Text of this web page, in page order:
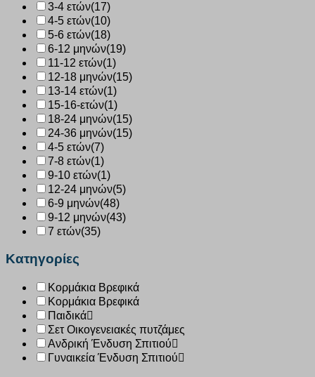
3-4 ετών(17)
4-5 ετών(10)
5-6 ετών(18)
6-12 μηνών(19)
11-12 ετών(1)
12-18 μηνών(15)
13-14 ετών(1)
15-16-ετών(1)
18-24 μηνών(15)
24-36 μηνών(15)
4-5 ετών(7)
7-8 ετών(1)
9-10 ετών(1)
12-24 μηνών(5)
6-9 μηνών(48)
9-12 μηνών(43)
7 ετών(35)
Κατηγορίες
Κορμάκια Βρεφικά
Κορμάκια Βρεφικά
Παιδικά
Σετ Οικογενειακές πυτζάμες
Ανδρική Ένδυση Σπιτιού
Γυναικεία Ένδυση Σπιτιού